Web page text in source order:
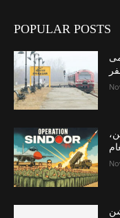
POPULAR POSTS